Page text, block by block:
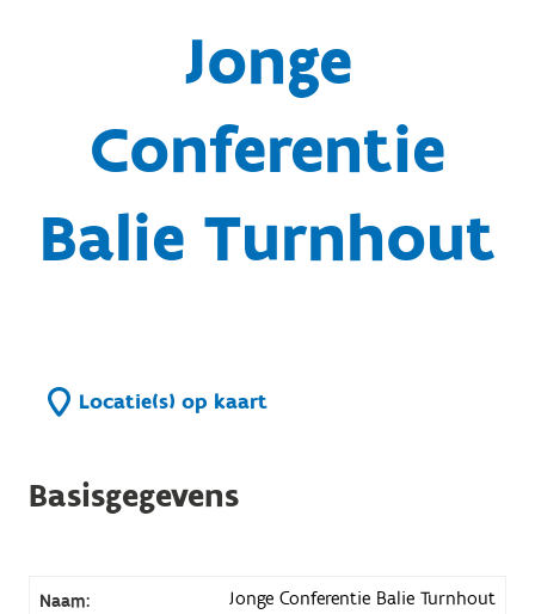
Jonge
Conferentie
Balie Turnhout
Locatie(s) op kaart
Basisgegevens
Naam: Jonge Conferentie Balie Turnhout